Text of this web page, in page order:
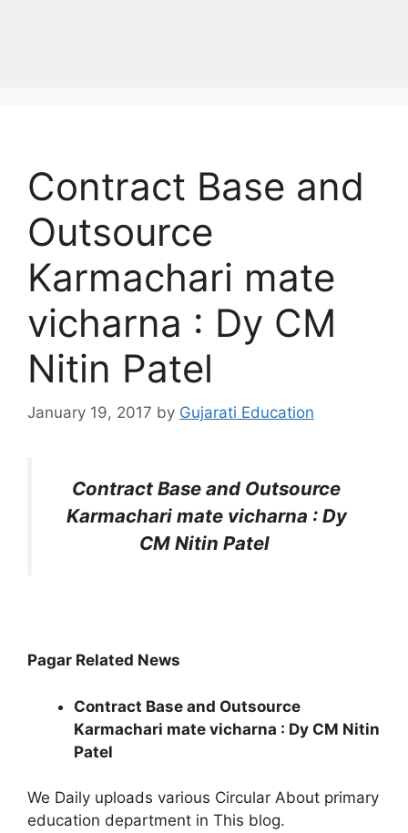
Contract Base and
Outsource
Karmachari mate
vicharna : Dy CM
Nitin Patel
January 19, 2017 by Gujarati Education
Contract Base and Outsource
Karmachari mate vicharna : Dy
CM Nitin Patel
Pagar Related News
Contract Base and Outsource
Karmachari mate vicharna : Dy CM Nitin
Patel
We Daily uploads various Circular About primary
education department in This blog.